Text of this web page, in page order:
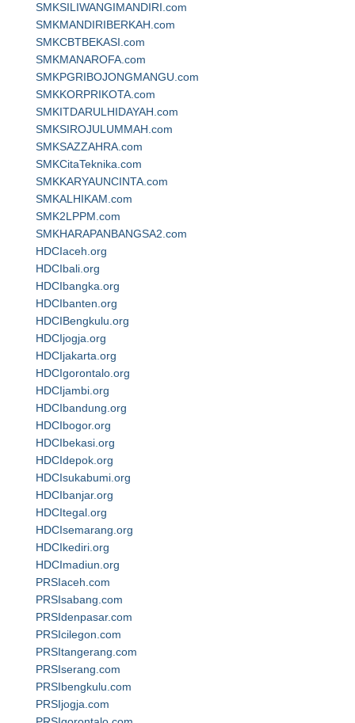
SMKSILIWANGIMANDIRI.com
SMKMANDIRIBERKAH.com
SMKCBTBEKASI.com
SMKMANAROFA.com
SMKPGRIBOJONGMANGU.com
SMKKORPRIKOTA.com
SMKITDARULHIDAYAH.com
SMKSIROJULUMMAH.com
SMKSAZZAHRA.com
SMKCitaTeknika.com
SMKKARYAUNCINTA.com
SMKALHIKAM.com
SMK2LPPM.com
SMKHARAPANBANGSA2.com
HDCIaceh.org
HDCIbali.org
HDCIbangka.org
HDCIbanten.org
HDCIBengkulu.org
HDCIjogja.org
HDCIjakarta.org
HDCIgorontalo.org
HDCIjambi.org
HDCIbandung.org
HDCIbogor.org
HDCIbekasi.org
HDCIdepok.org
HDCIsukabumi.org
HDCIbanjar.org
HDCItegal.org
HDCIsemarang.org
HDCIkediri.org
HDCImadiun.org
PRSIaceh.com
PRSIsabang.com
PRSIdenpasar.com
PRSIcilegon.com
PRSItangerang.com
PRSIserang.com
PRSIbengkulu.com
PRSIjogja.com